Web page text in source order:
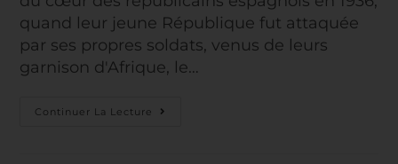
quand leur jeune République fut attaquée
par ses propres soldats, venus de leurs
garnison d'Afrique, le…
Continuer La Lecture